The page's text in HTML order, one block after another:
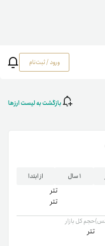
ورود / ثبت‌نام
قیمت اسکیل نتورک | خرید SKL | نمودار قیمت لحظه ای اسکیل نتورک
بازگشت به لیست ارزها
۱ سال از ابتدا
تتر
تتر
حجم کل بازار
تتر